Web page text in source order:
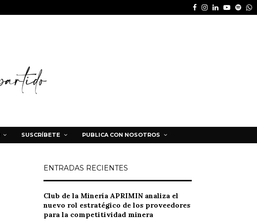
Facebook
Instagram
LinkedinYoutube
SUSCRÍBETE PUBLICA CON NOSOTROS
ENTRADAS RECIENTES
Club de la Minería APRIMIN analiza el
nuevo rol estratégico de los proveedores
para la competitividad minera